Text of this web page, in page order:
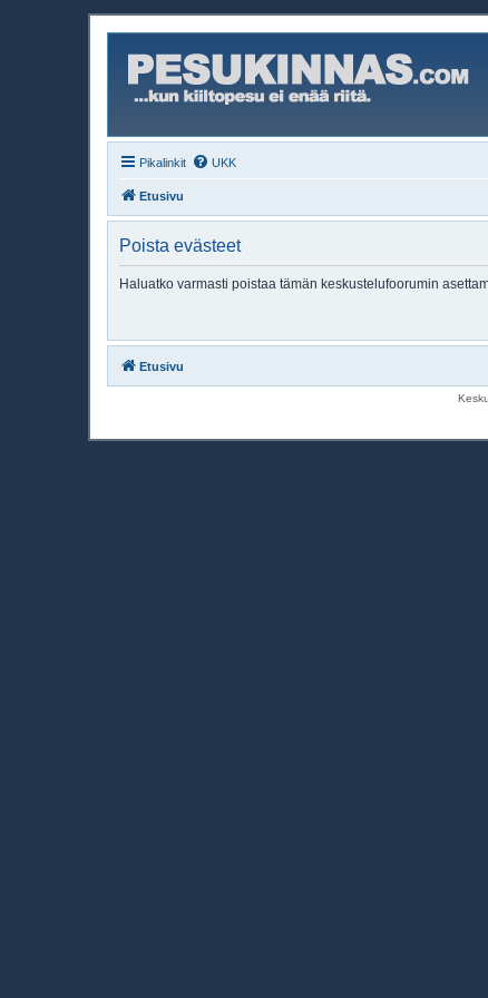
Pikalinkit UKK
Etusivu
Poista evästeet
Haluatko varmasti poistaa tämän keskustelufoorumin
Etusivu